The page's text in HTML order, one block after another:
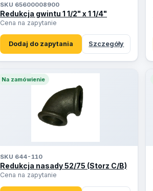
SKU 65600008900
Redukcja gwintu 1 1/2" x 1 1/4"
Cena na zapytanie
Dodaj do zapytania Szczegóły
Na zamówienie
SKU 644-110
Redukcja nasady 52/75 (Storz C/B)
Cena na zapytanie